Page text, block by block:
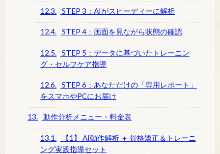
12.3. STEP 3：AIがスピーディーに解析
12.4. STEP 4：画面を見ながら状態の確認
12.5.
STEP 5：データに基づいたトレーニン
グ・セルフケア指導
12.6.
STEP 6：あなただけの「専用レポート」
をスマホやPCにお届け
13. 動作分析メニュー・料金表
13.1.
【1】 AI動作解析 ＋ 骨格矯正＆トレーニ
ング実践指導セット